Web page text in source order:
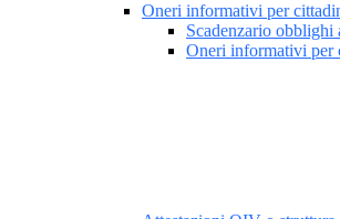
Oneri informativi per
Scadenzario obblighi
Oneri informativi per